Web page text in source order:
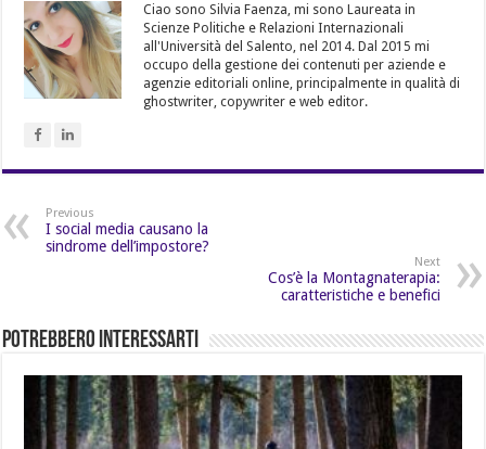
Ciao sono Silvia Faenza, mi sono Laureata in
Scienze Politiche e Relazioni Internazionali
all'Università del Salento, nel 2014. Dal 2015 mi
occupo della gestione dei contenuti per aziende e
agenzie editoriali online, principalmente in qualità di
ghostwriter, copywriter e web editor.
Previous
I social media causano la
sindrome dell’impostore?
Next
Cos’è la Montagnaterapia:
caratteristiche e benefici
Potrebbero Interessarti